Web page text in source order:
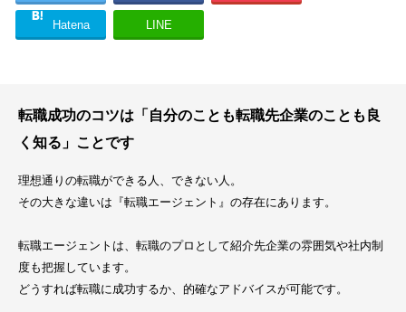
Hatena LINE
転職成功のコツは「自分のことも転職先企業のことも良
く知る」ことです
理想通りの転職ができる人、できない人。
その大きな違いは『転職エージェント』の存在にあります。
転職エージェントは、転職のプロとして紹介先企業の雰囲気や社内制
度も把握しています。
どうすれば転職に成功するか、的確なアドバイスが可能です。